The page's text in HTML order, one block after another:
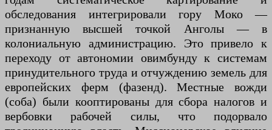
обследования интегрировали гору Моко —
признанную высшей точкой Анголы — в
колониальную администрацию. Это привело к
переходу от автономии овимбунду к системам
принудительного труда и отчуждению земель для
европейских ферм (фазенд). Местные вожди
(соба) были кооптированы для сбора налогов и
вербовки рабочей силы, что подорвало